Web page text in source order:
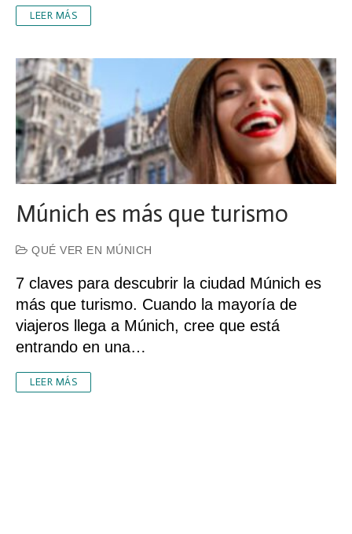
LEER MÁS
Múnich es más que turismo
QUÉ VER EN MÚNICH
7 claves para descubrir la ciudad Múnich es
más que turismo. Cuando la mayoría de
viajeros llega a Múnich, cree que está
entrando en una…
LEER MÁS